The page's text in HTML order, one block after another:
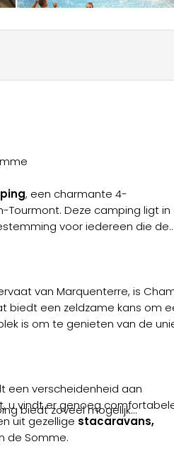
, een charmante 4-
Deze camping ligt in
voor iedereen die de
van Marquenterre, is
biedt een zeldzame kans om
is om te genieten van de
een verscheidenheid aan
u vindt er genoeg
uit gezellige stacaravans,
de Somme.
biedt zoveel mogelijk